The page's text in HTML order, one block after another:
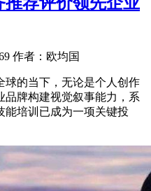
作者：欧均国
球的当下，无论是个人创作
品牌构建视觉叙事能力，系
能培训已成为一项关键投